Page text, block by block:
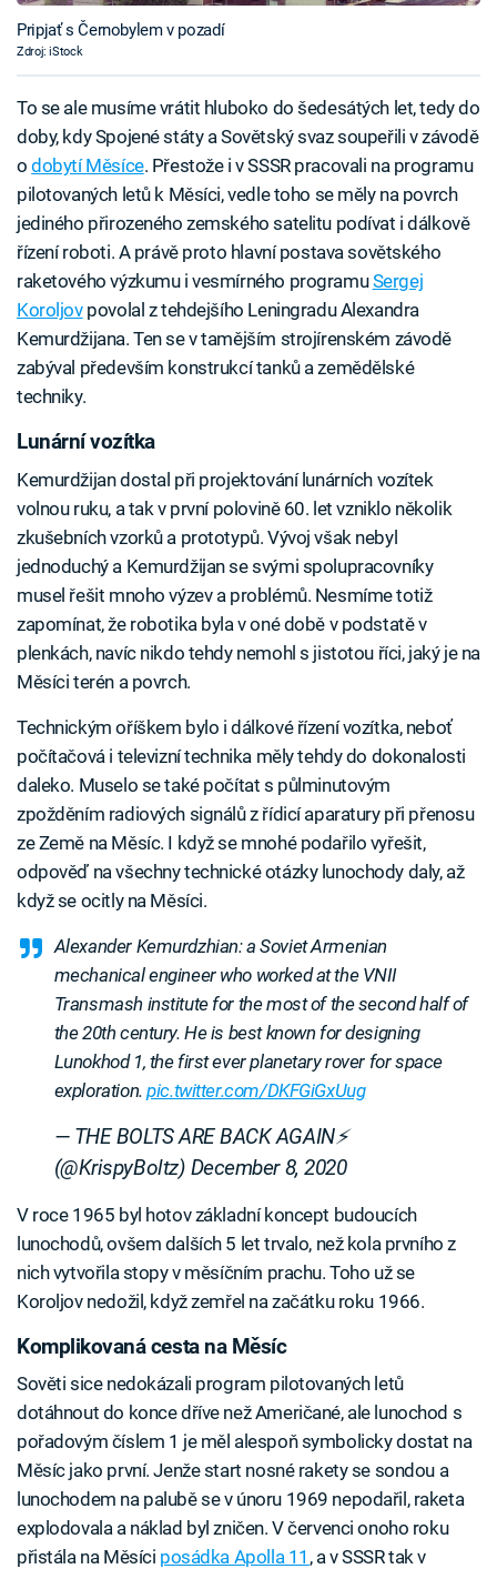
Pripjať s Černobylem v pozadí
Zdroj: iStock
To se ale musíme vrátit hluboko do šedesátých let, tedy do
doby, kdy Spojené státy a Sovětský svaz soupeřili v závodě
odobytí Měsíce. Přestože i v SSSR pracovali na programu
pilotovaných letů k Měsíci, vedle toho se měly na povrch
jediného přirozeného zemského satelitu podívat i dálkově
řízení roboti. A právě proto hlavní postava sovětského
raketového výzkumu i vesmírného programuSergej
Koroljovpovolal z tehdejšího Leningradu Alexandra
Kemurdžijana. Ten se v tamějším strojírenském závodě
zabýval především konstrukcí tanků a zemědělské
techniky.
Lunární vozítka
Kemurdžijan dostal při projektování lunárních vozítek
volnou ruku, a tak v první polovině 60. let vzniklo několik
zkušebních vzorků a prototypů. Vývoj však nebyl
jednoduchý a Kemurdžijan se svými spolupracovníky
musel řešit mnoho výzev a problémů. Nesmíme totiž
zapomínat, že robotika byla v oné době v podstatě v
plenkách, navíc nikdo tehdy nemohl s jistotou říci, jaký je na
Měsíci terén a povrch.
Technickým oříškem bylo i dálkové řízení vozítka, neboť
počítačová i televizní technika měly tehdy do dokonalosti
daleko. Muselo se také počítat s půlminutovým
zpožděním radiových signálů z řídicí aparatury při přenosu
ze Země na Měsíc. I když se mnohé podařilo vyřešit,
odpověď na všechny technické otázky lunochody daly, až
když se ocitly na Měsíci.
Alexander Kemurdzhian: a Soviet Armenian
mechanical engineer who worked at the VNII
Transmash institute for the most of the second half of
the 20th century. He is best known for designing
Lunokhod 1, the first ever planetary rover for space
exploration.pic.twitter.com/DKFGiGxUug
— THE BOLTS ARE BACK AGAIN⚡️
(@KrispyBoltz) December 8, 2020
V roce 1965 byl hotov základní koncept budoucích
lunochodů, ovšem dalších 5 let trvalo, než kola prvního z
nich vytvořila stopy v měsíčním prachu. Toho už se
Koroljov nedožil, když zemřel na začátku roku 1966.
Komplikovaná cesta na Měsíc
Sověti sice nedokázali program pilotovaných letů
dotáhnout do konce dříve než Američané, ale lunochod s
pořadovým číslem 1 je měl alespoň symbolicky dostat na
Měsíc jako první. Jenže start nosné rakety se sondou a
lunochodem na palubě se v únoru 1969 nepodařil, raketa
explodovala a náklad byl zničen. V červenci onoho roku
přistála na Měsíci posádka Apolla 11 , a v SSSR tak v